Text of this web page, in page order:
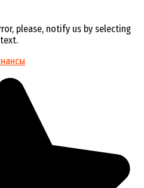
please, notify us by selecting